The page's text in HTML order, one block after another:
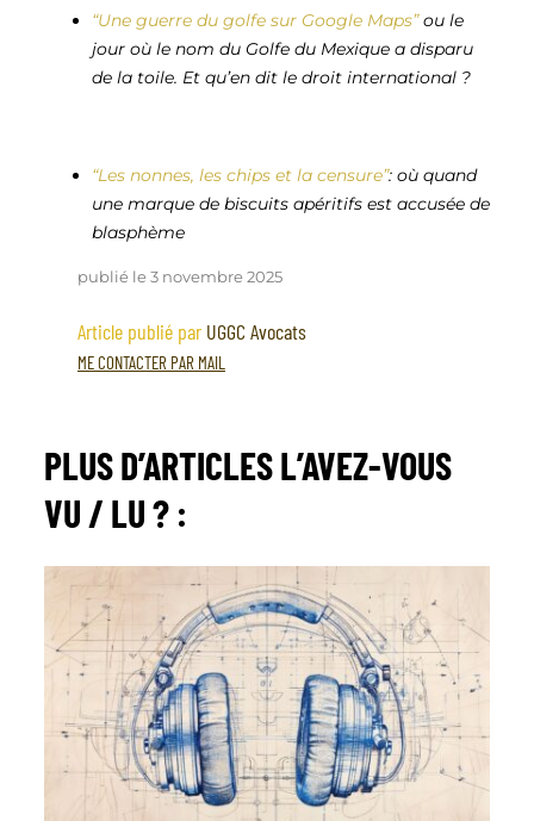
“Une guerre du golfe sur Google Maps”ou le
jour où le nom du Golfe du Mexique a disparu
de la toile. Et qu’en dit le droit international ?
“Les nonnes, les chips et la censure”: où quand
une marque de biscuits apéritifs est accusée de
blasphème
publié le 3 novembre 2025
Article publié par UGGC Avocats
ME CONTACTER PAR MAIL
PLUS D’ARTICLESL’AVEZ-VOUS
VU / LU ? :